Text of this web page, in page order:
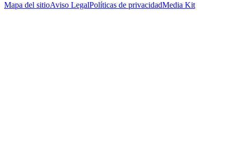
Mapa del sitioAviso LegalPolíticas de privacidadMedia Kit